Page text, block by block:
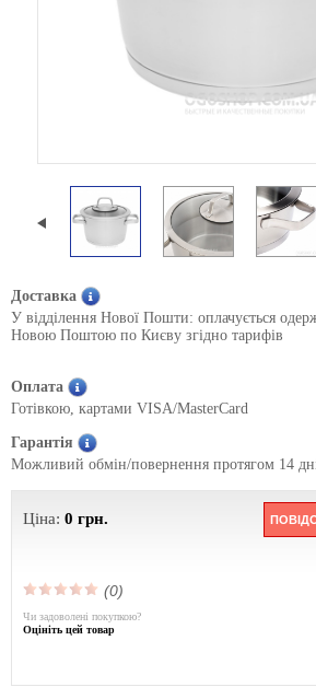
Доставка
У відділення Нової Пошти: оплачується
Новою Поштою по Києву згідно тарифів
Оплата
Готівкою, картами VISA/MasterCard
Гарантія
Можливий обмін/повернення протягом 14
Ціна: 0 грн.
(0)
Чи задоволені покупкою?
Оцініть цей товар